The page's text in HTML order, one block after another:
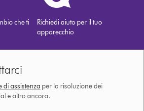
che ti
Richiedi aiuto per il tuo
apparecchio
di assistenza per la risoluzione dei
e altro ancora.